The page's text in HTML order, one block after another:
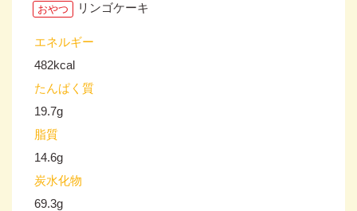
おやつ リンゴケーキ
エネルギー
482kcal
たんぱく質
19.7g
脂質
14.6g
炭水化物
69.3g